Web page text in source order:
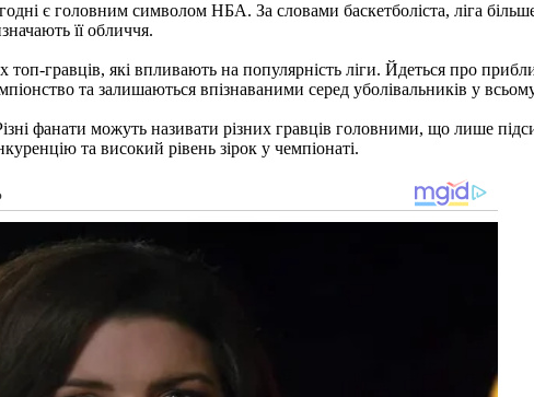
є головним символом НБА. За словами баскетболіста, ліга
її обличчя.
гравців, які впливають на популярність ліги. Йдеться про
та залишаються впізнаваними серед уболівальників у всьому
фанати можуть називати різних гравців головними, що лише
та високий рівень зірок у чемпіонаті.